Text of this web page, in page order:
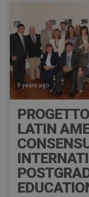
8 years ago
LATIN